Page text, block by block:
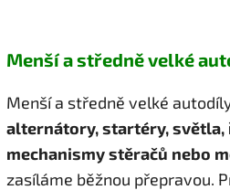
Menší a středně velké
Menší a středně velké
alternátory, startéry, světla,
mechanismy stěračů nebo
zasíláme běžnou přepravou.